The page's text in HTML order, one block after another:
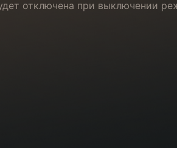
отключена при выключении